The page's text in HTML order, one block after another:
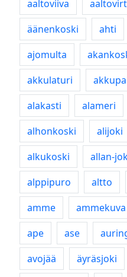
aaltoviiva
äänenkoski
ahti
ajomulta
akkulaturi
alakasti
alameri
alhonkoski
alijoki
alkukoski
allan-
alppipuro
altto
amme
ammekuva
ape
ase
avojää
äyräsjoki